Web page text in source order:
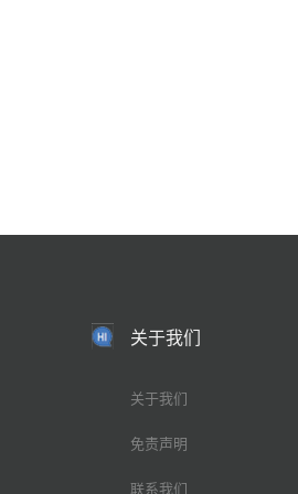
关于我们
关于我们
免责声明
联系我们